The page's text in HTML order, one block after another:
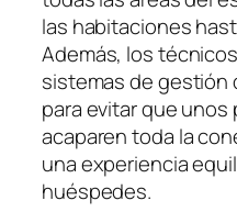
las habitaciones
Además, los
sistemas de gestión
para evitar que
acaparen toda la
una experiencia
huéspedes.